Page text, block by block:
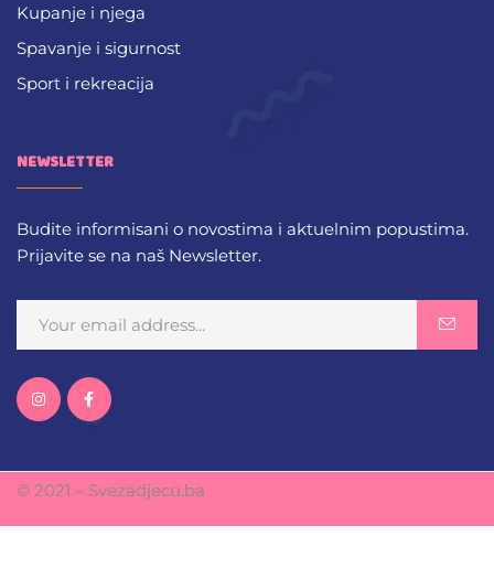
Kupanje i njega
Spavanje i sigurnost
Sport i rekreacija
NEWSLETTER
Budite informisani o novostima i aktuelnim popustima.
Prijavite se na naš Newsletter.
© 2021 – Svezadjecu.ba